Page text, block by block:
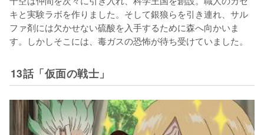
キと実験ラボを作りました。そして銀狼らを引き連れ、サル
ファ剤には欠かせない硫酸を入手するために森へ向かいま
す。しかしそこには、毒ガスの恐怖が待ち受けていました。
13話「仮面の戦士」